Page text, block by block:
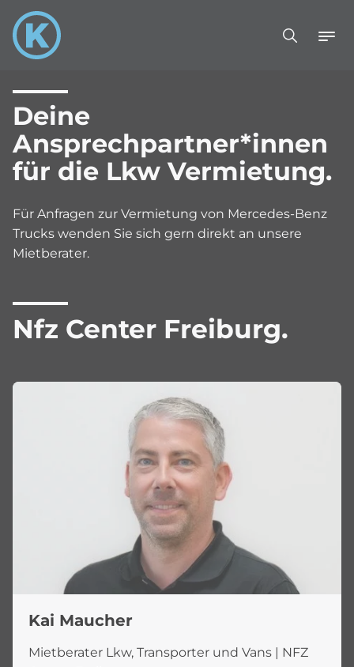
Deine
Ansprechpartner*innen
für die Lkw Vermietung.
Für Anfragen zur Vermietung von Mercedes-Benz
Trucks wenden Sie sich gern direkt an unsere
Mietberater.
Nfz Center Freiburg.
Kai Maucher
Mietberater Lkw, Transporter und Vans | NFZ